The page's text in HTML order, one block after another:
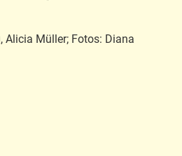
Alicia Müller; Fotos: Diana